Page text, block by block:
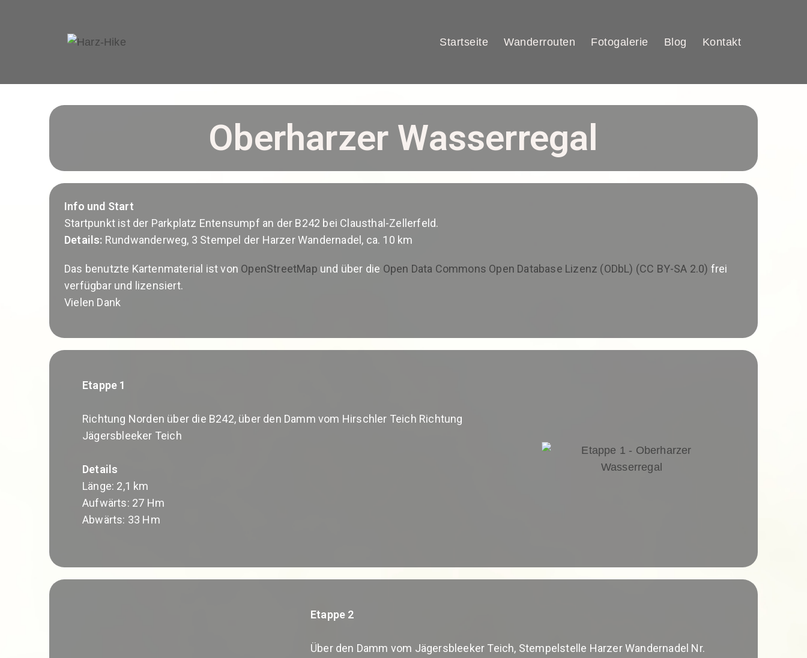
Startseite Wanderrouten Fotogalerie Blog Kontakt
Oberharzer Wasserregal
Info und Start
Startpunkt ist der Parkplatz Entensumpf an der B242 bei Clausthal-Zellerfeld.
Details: Rundwanderweg, 3 Stempel der Harzer Wandernadel, ca. 10 km
Das benutzte Kartenmaterial ist von OpenStreetMap und über die Open Data Commons Open Database Lizenz (ODbL) (CC BY-SA 2.0) frei
verfügbar und lizensiert.
Vielen Dank
Etappe 1
Richtung Norden über die B242, über den Damm vom Hirschler Teich Richtung
Jägersbleeker Teich
Details
Länge: 2,1 km
Aufwärts: 27 Hm
Abwärts: 33 Hm
Etappe 2
Über den Damm vom Jägersbleeker Teich, Stempelstelle Harzer Wandernadel Nr.